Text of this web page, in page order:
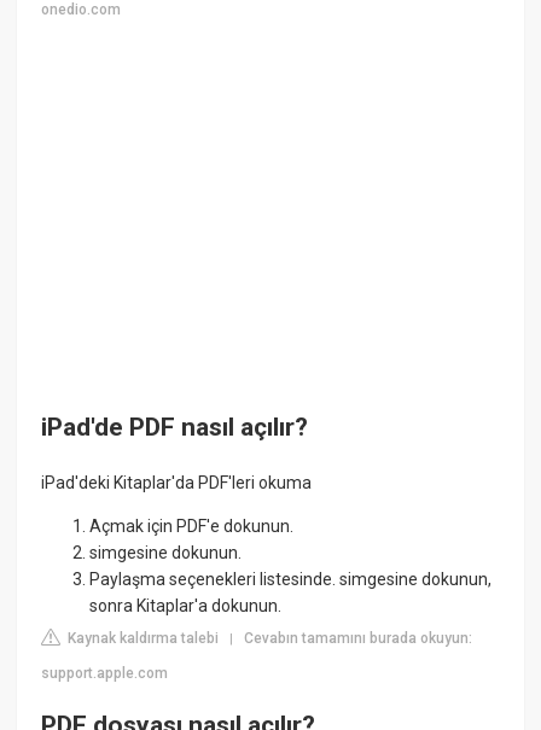
onedio.com
iPad'de PDF nasıl açılır?
iPad'deki Kitaplar'da PDF'leri okuma
Açmak için PDF'e dokunun.
simgesine dokunun.
Paylaşma seçenekleri listesinde. simgesine dokunun,
sonra Kitaplar'a dokunun.
Kaynak kaldırma talebi |Cevabın tamamını burada okuyun:
support.apple.com